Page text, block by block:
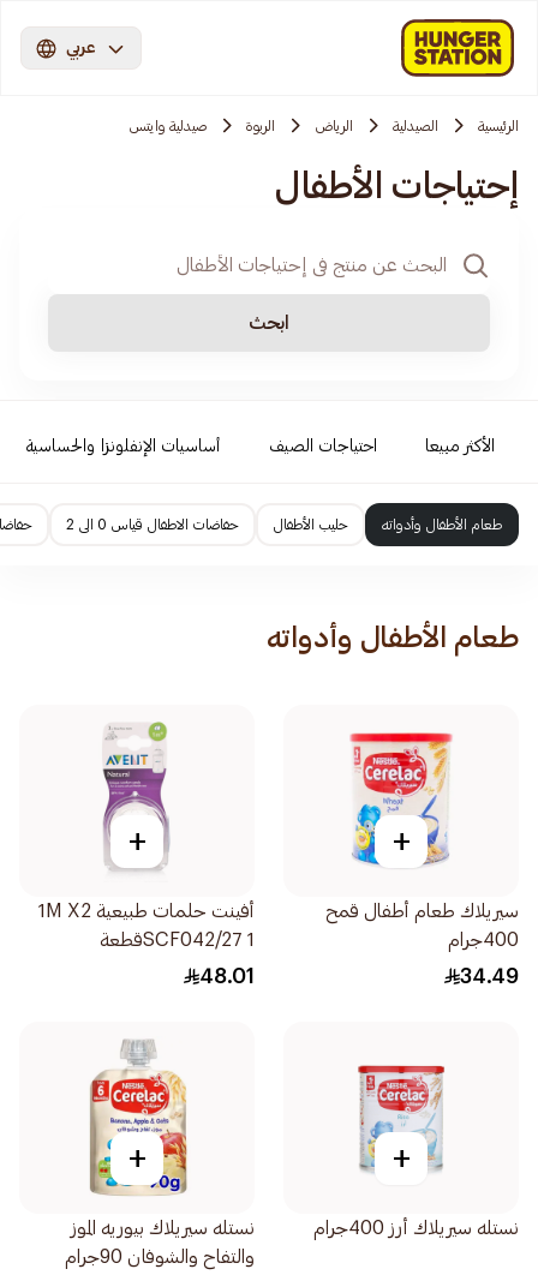
عربي
الرئيسية الصيدلية الرياض الربوة صيدلية وايتس
إحتياجات الأطفال
ابحث
الأكثر مبيعا احتياجات الصيف أساسيات الإنفلونزا والحساسية
طعام الأطفال وأدواته حليب الأطفال حفاضات الاطفال قياس 0 الى 2
طعام الأطفال وأدواته
+
سيريلاك طعام أطفال قمح
400جرام
34.49
+
أفينت حلمات طبيعية 1M X2
SCF042/27 1قطعة
48.01
+
نستله سيريلاك أرز 400جرام
+
نستله سيريلاك بيوريه الموز
والتفاح والشوفان 90جرام